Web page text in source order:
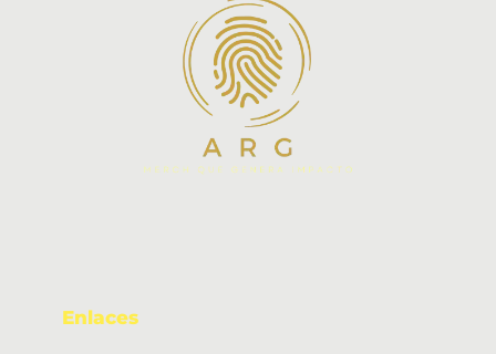
Enlaces